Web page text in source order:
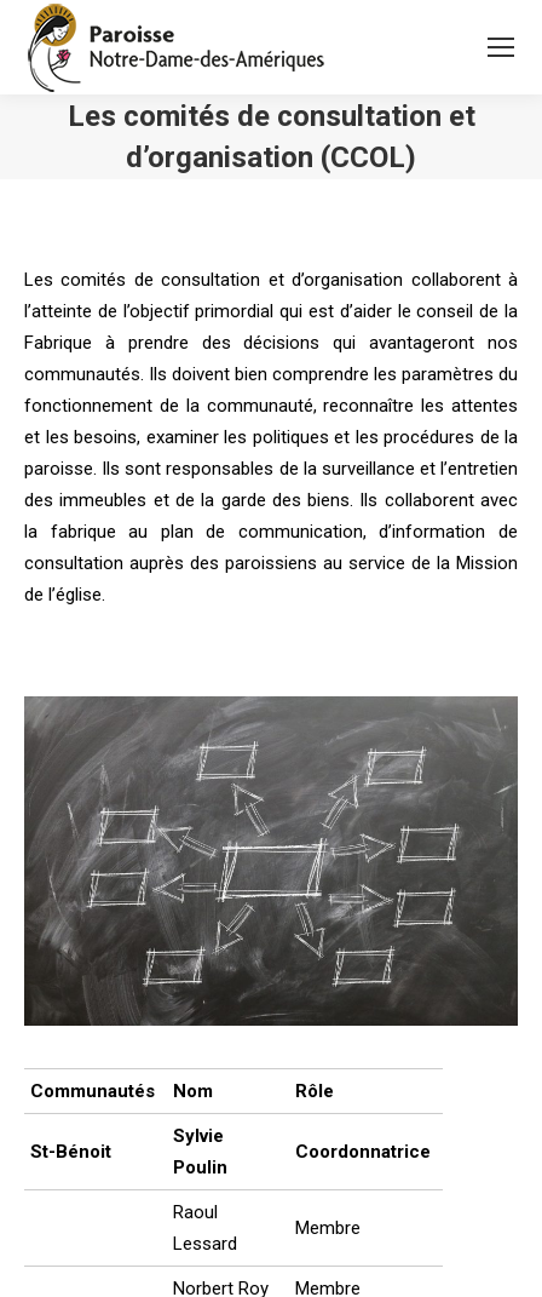
Les comités de consultation et
d’organisation (CCOL)
Les comités de consultation et d’organisation collaborent à
l’atteinte de l’objectif primordial qui est d’aider le conseil de la
Fabrique à prendre des décisions qui avantageront nos
communautés. Ils doivent bien comprendre les paramètres du
fonctionnement de la communauté, reconnaître les attentes
et les besoins, examiner les politiques et les procédures de la
paroisse. Ils sont responsables de la surveillance et l’entretien
des immeubles et de la garde des biens. Ils collaborent avec
la fabrique au plan de communication, d’information de
consultation auprès des paroissiens au service de la Mission
de l’église.
Communautés Nom Rôle
St-Bénoit
Sylvie
Poulin
Coordonnatrice
Raoul
Lessard
Membre
Norbert Roy Membre